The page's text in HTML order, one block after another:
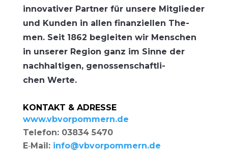
inno­va­ti­ver Part­ner für unse­re Mit­glie­der
und Kun­den in allen finan­zi­el­len The­
men. Seit 1862 beglei­ten wir Men­schen
in unse­rer Regi­on ganz im Sin­ne der
nach­hal­ti­gen, genos­sen­schaft­li­
chen Werte.
KONTAKT & ADRESSE
www.vbvorpommern.de
Tele­fon: 03834 5470
E‑Mail: info@vbvorpommern.de